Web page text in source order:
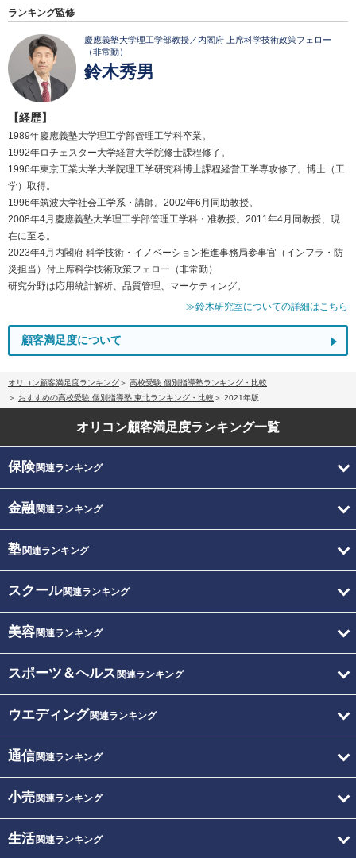
ランキング監修
慶應義塾大学理工学部教授／内閣府 上席科学技術政策フェロー
（非常勤）
鈴木秀男
【経歴】
1989年慶應義塾大学理工学部管理工学科卒業。
1992年ロチェスター大学経営大学院修士課程修了。
1996年東京工業大学大学院理工学研究科博士課程経営工学専攻修了。博士（工
学）取得。
1996年筑波大学社会工学系・講師。2002年6月同助教授。
2008年4月慶應義塾大学理工学部管理工学科・准教授。2011年4月同教授、現
在に至る。
2023年4月内閣府 科学技術・イノベーション推進事務局参事官（インフラ・防
災担当）付上席科学技術政策フェロー（非常勤）
研究分野は応用統計解析、品質管理、マーケティング。
≫鈴木研究室についての詳細はこちら
顧客満足度について
オリコン顧客満足度ランキング
高校受験 個別指導塾ランキング・比較
おすすめの高校受験 個別指導塾 東北ランキング・比較
2021年版
オリコン顧客満足度ランキング一覧
保険関連ランキング
金融関連ランキング
塾関連ランキング
スクール関連ランキング
美容関連ランキング
スポーツ＆ヘルス 関連ランキング
ウエディング関連ランキング
通信関連ランキング
小売関連ランキング
生活関連ランキング